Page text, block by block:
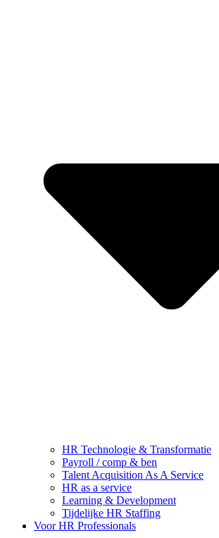
HR Technologie & Transformatie
Payroll / comp & ben
Talent Acquisition As A Service
HR as a service
Learning & Development
Tijdelijke HR Staffing
Voor HR Professionals